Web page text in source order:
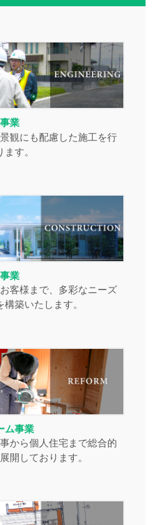
業
観にも配慮した施工を行
ます。
業
客様まで、多彩なニーズ
築いたします。
ム事業
から個人住宅まで総合的
開しております。